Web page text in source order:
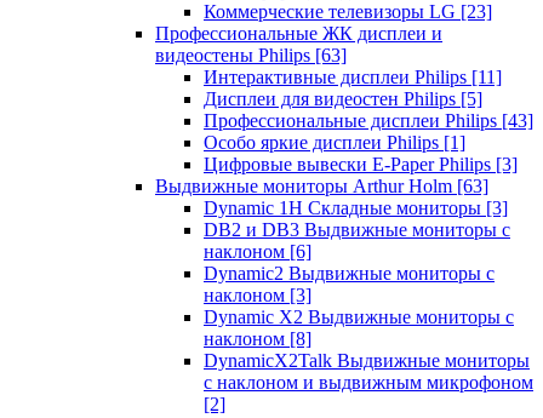
Коммерческие телевизоры LG [23]
Профессиональные ЖК дисплеи и
видеостены Philips [63]
Интерактивные дисплеи Philips [11]
Дисплеи для видеостен Philips [5]
Профессиональные дисплеи Philips [43]
Особо яркие дисплеи Philips [1]
Цифровые вывески E-Paper Philips [3]
Выдвижные мониторы Arthur Holm [63]
Dynamic 1Н Складные мониторы [3]
DB2 и DB3 Выдвижные мониторы с
наклоном [6]
Dynamic2 Выдвижные мониторы с
наклоном [3]
Dynamic X2 Выдвижные мониторы с
наклоном [8]
DynamicX2Talk Выдвижные мониторы
с наклоном и выдвижным микрофоном
[2]